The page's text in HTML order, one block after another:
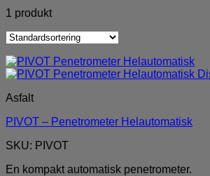
1 produkt
Asfalt
PIVOT – Penetrometer Helautomatisk
SKU: PIVOT
En kompakt automatisk penetrometer.